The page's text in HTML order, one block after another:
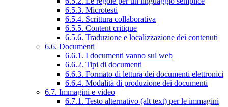
6.5.3. Microtesti
6.5.4. Scrittura collaborativa
6.5.5. Content critique
6.5.6. Traduzione e localizzazione dei contenuti
6.6. Documenti
6.6.1. I documenti vanno sul web
6.6.2. Tipi di documenti
6.6.3. Formato di lettura dei documenti elettronici
6.6.4. Modalità di produzione dei documenti
6.7. Immagini e video
6.7.1. Testo alternativo (alt text) per le immagini